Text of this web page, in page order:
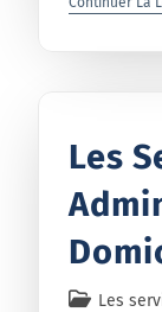
Les
Les